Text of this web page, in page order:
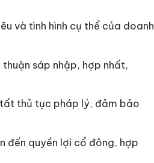
và tình hình cụ thể của doanh
sáp nhập, hợp nhất,
thủ tục pháp lý, đảm bảo
đến quyền lợi cổ đông, hợp